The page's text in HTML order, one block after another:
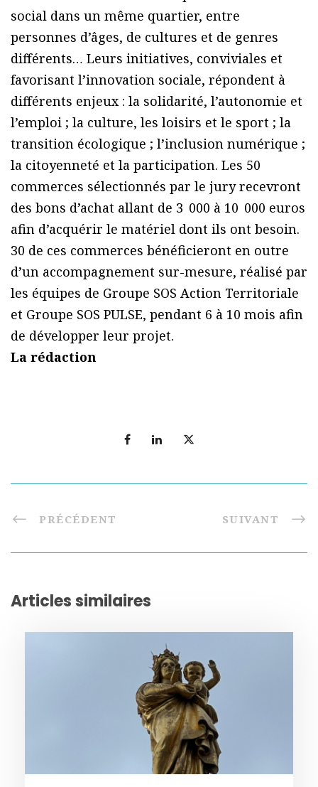
social dans un même quartier, entre
personnes d’âges, de cultures et de genres
différents… Leurs initiatives, conviviales et
favorisant l’innovation sociale, répondent à
différents enjeux : la solidarité, l’autonomie et
l’emploi ; la culture, les loisirs et le sport ; la
transition écologique ; l’inclusion numérique ;
la citoyenneté et la participation. Les 50
commerces sélectionnés par le jury recevront
des bons d’achat allant de 3 000 à 10 000 euros
afin d’acquérir le matériel dont ils ont besoin.
30 de ces commerces bénéficieront en outre
d’un accompagnement sur-mesure, réalisé par
les équipes de Groupe SOS Action Territoriale
et Groupe SOS PULSE, pendant 6 à 10 mois afin
de développer leur projet.
La rédaction
PRÉCÉDENT SUIVANT
Articles similaires